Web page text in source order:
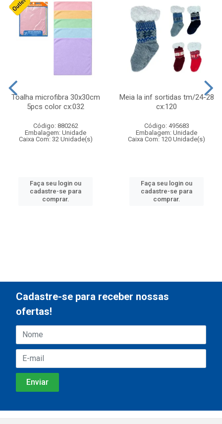
Toalha microfibra 30x30cm
5pcs color cx:032
Código: 880262
Embalagem: Unidade
Caixa Com: 32 Unidade(s)
Faça seu login ou
cadastre-se para
comprar.
Meia la inf sortidas tm/24-28
cx:120
Código: 495683
Embalagem: Unidade
Caixa Com: 120 Unidade(s)
Faça seu login ou
cadastre-se para
comprar.
Cadastre-se para receber nossas
ofertas!